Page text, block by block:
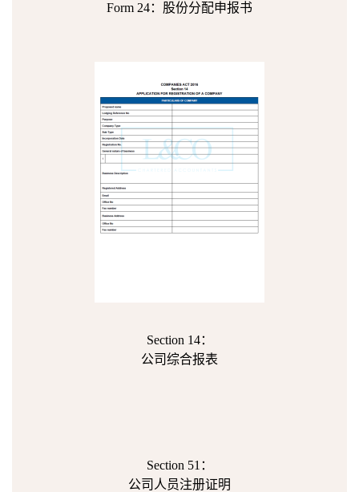
Form 24：股份分配申报书
Section 14：
公司综合报表
Section 51：
公司人员注册证明